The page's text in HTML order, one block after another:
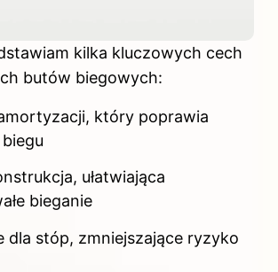
kilka kluczowych cech
butów biegowych:
który poprawia
ułatwiająca
bieganie
dla stóp, zmniejszające ryzyko